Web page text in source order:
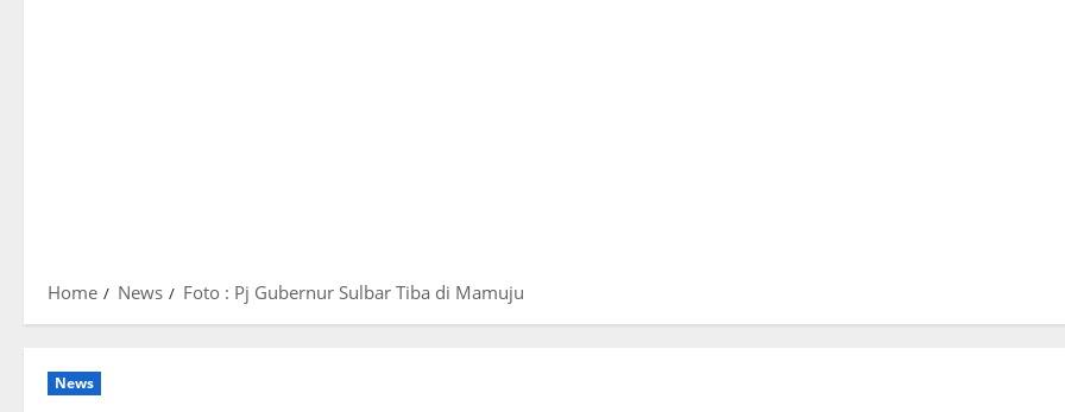
Home News Foto : Pj Gubernur Sulbar Tiba di Mamuju
News